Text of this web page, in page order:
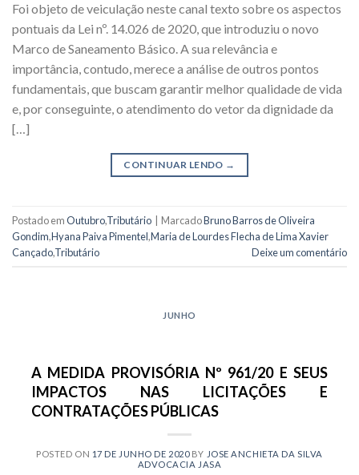
Foi objeto de veiculação neste canal texto sobre os aspectos
pontuais da Lei nº. 14.026 de 2020, que introduziu o novo
Marco de Saneamento Básico. A sua relevância e
importância, contudo, merece a análise de outros pontos
fundamentais, que buscam garantir melhor qualidade de vida
e, por conseguinte, o atendimento do vetor da dignidade da
[…]
CONTINUAR LENDO →
Postado emOutubro,Tributário MarcadoBruno Barros de Oliveira
Gondim,Hyana Paiva Pimentel,Maria de Lourdes Flecha de Lima Xavier
Cançado,Tributário Deixe um comentário
JUNHO
A MEDIDA PROVISÓRIA Nº 961/20 E SEUS
IMPACTOS NAS LICITAÇÕES E
CONTRATAÇÕES PÚBLICAS
POSTED ON 17 DE JUNHO DE 2020BY JOSE ANCHIETA DA SILVA
ADVOCACIA JASA